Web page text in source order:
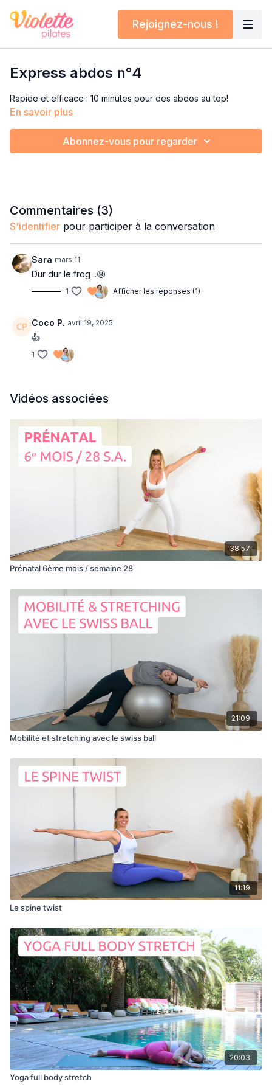
Rejoignez-nous !
Express abdos n°4
Rapide et efficace : 10 minutes pour des abdos au top!
En savoir plus
Abonnez-vous pour regarder
Commentaires (3)
S'identifier pour participer à la conversation
Sara mars 11
Dur dur le frog ..😬
1 Afficher les réponses (1)
Coco P. avril 19, 2025
👍
1
Vidéos associées
38:57
Prénatal 6ème mois / semaine 28
21:09
Mobilité et stretching avec le swiss ball
11:19
Le spine twist
20:03
Yoga full body stretch